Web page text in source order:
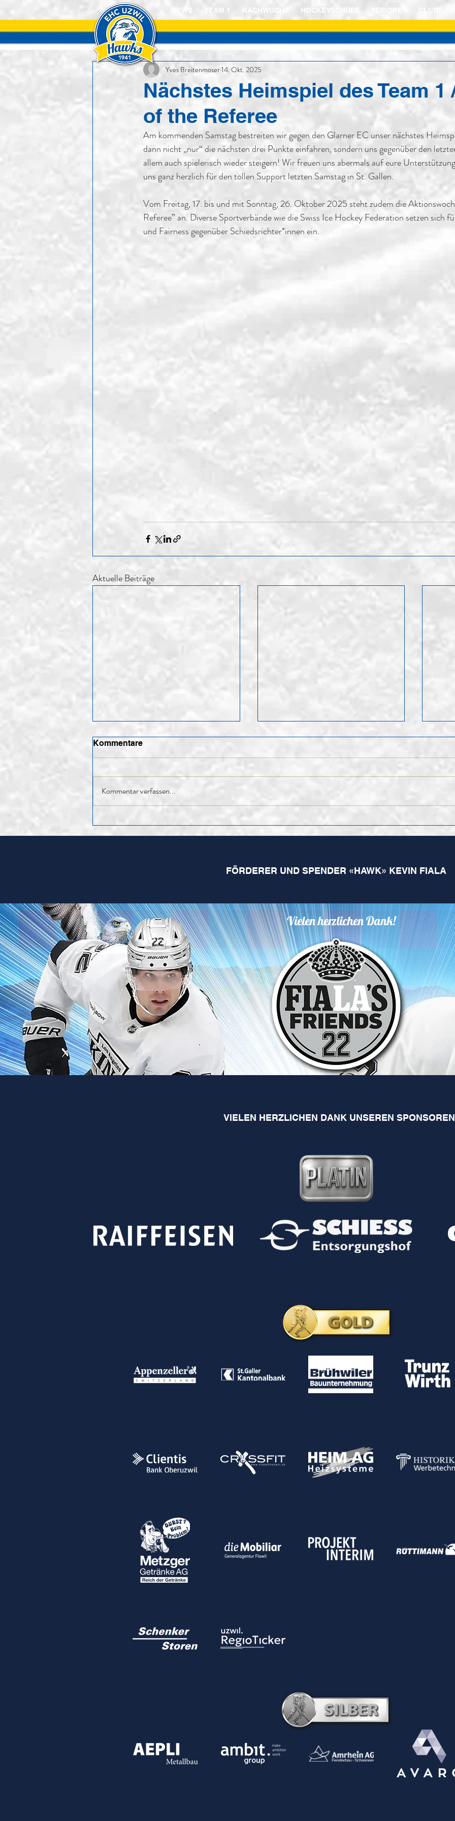
NEWS TEAM 1 NACHWUCHS HOCKEYSCHULE SENIOREN CLUB
Nächstes Heimspiel des Team 1
of the Referee
Yves Breitenmoser14. Okt. 2025
Am kommenden Samstag bestreiten wir gegen den Glarner EC unser nächstes
dann nicht „nur“ die nächsten drei Punkte einfahren, sondern uns gegenüber den
allem auch spielerisch wieder steigern! Wir freuen uns abermals auf eure
uns ganz herzlich für den tollen Support letzten Samstag in St. Gallen.
Vom Freitag, 17. bis und mit Sonntag, 26. Oktober 2025 steht zudem die
Referee” an. Diverse Sportverbände wie die Swiss Ice Hockey Federation setzen sich
und Fairness gegenüber Schiedsrichter*innen ein.
Aktuelle Beiträge
erfolgreiches Jahr
Kommentare
Kommentar verfassen...
FÖRDERER UND SPENDER «HAWK» KEVIN FIALA
Vielen herzlichen Dank!
VIELEN HERZLICHEN DANK UNSEREN